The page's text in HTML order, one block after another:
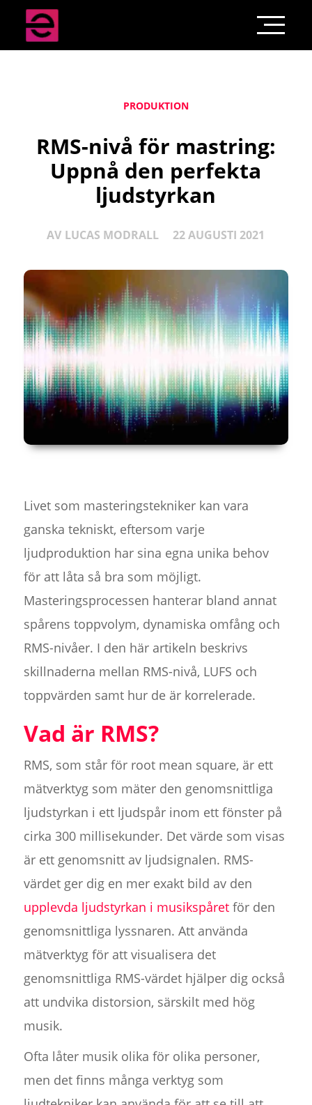
PRODUKTION
RMS-nivå för mastring:
Uppnå den perfekta
ljudstyrkan
AV LUCAS MODRALL 22 AUGUSTI 2021
Livet som masteringstekniker kan vara
ganska tekniskt, eftersom varje
ljudproduktion har sina egna unika behov
för att låta så bra som möjligt.
Masteringsprocessen hanterar bland annat
spårens toppvolym, dynamiska omfång och
RMS-nivåer. I den här artikeln beskrivs
skillnaderna mellan RMS-nivå, LUFS och
toppvärden samt hur de är korrelerade.
Vad är RMS?
RMS, som står för root mean square, är ett
mätverktyg som mäter den genomsnittliga
ljudstyrkan i ett ljudspår inom ett fönster på
cirka 300 millisekunder. Det värde som visas
är ett genomsnitt av ljudsignalen. RMS-
värdet ger dig en mer exakt bild av den
upplevda ljudstyrkan i musikspåretför den
genomsnittliga lyssnaren. Att använda
mätverktyg för att visualisera det
genomsnittliga RMS-värdet hjälper dig också
att undvika distorsion, särskilt med hög
musik.
Ofta låter musik olika för olika personer,
men det finns många verktyg som